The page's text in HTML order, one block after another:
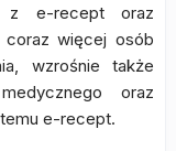
z e-recept oraz
więcej osób
wzrośnie także
oraz
e-recept.